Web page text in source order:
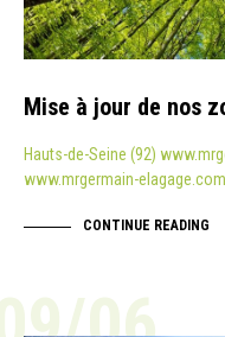
Mise à jour de nos
Hauts-de-Seine (92)
www.mrgermain-elagage.com
CONTINUE READING